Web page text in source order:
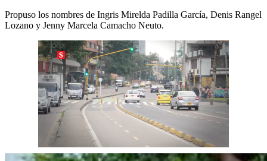
Propuso los nombres de Ingris Mirelda Padilla García, Denis Rangel
Lozano y Jenny Marcela Camacho Neuto.